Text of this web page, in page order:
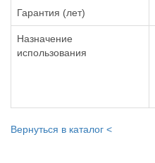
Гарантия (лет)
Назначение
использования
Вернуться в каталог <